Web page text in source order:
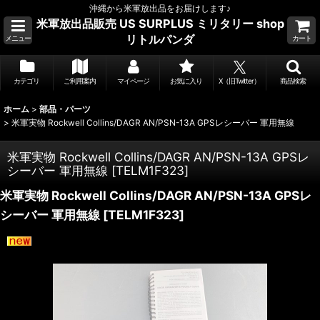
沖縄から米軍放出品をお届けします♪
メニュー
米軍放出品販売 US SURPLUS ミリタリー shop
リトルパンダ
カート
カテゴリ ご利用案内 マイページ お気に入り X（旧Twitter） 商品検索
ホーム > 部品・パーツ
> 米軍実物 Rockwell Collins/DAGR AN/PSN-13A GPSレシーバー 軍用無線
米軍実物 Rockwell Collins/DAGR AN/PSN-13A GPSレ
シーバー 軍用無線 [TELM1F323]
米軍実物 Rockwell Collins/DAGR AN/PSN-13A GPSレ
シーバー 軍用無線 [TELM1F323]